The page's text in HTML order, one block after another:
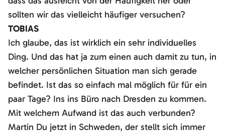
sollten wir das vielleicht häufiger versuchen?
TOBIAS
Ich glaube, das ist wirklich ein sehr individuelles
Ding. Und das hat ja zum einen auch damit zu tun, in
welcher persönlichen Situation man sich gerade
befindet. Ist das so einfach mal möglich für für ein
paar Tage? Ins ins Büro nach Dresden zu kommen.
Mit welchem Aufwand ist das auch verbunden?
Martin Du jetzt in Schweden, der stellt sich immer